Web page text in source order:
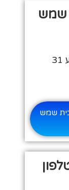
בבית שמש
סקוירא 3 בבית שמש